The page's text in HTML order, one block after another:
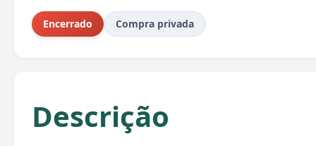
Encerrado Compra privada
Descrição